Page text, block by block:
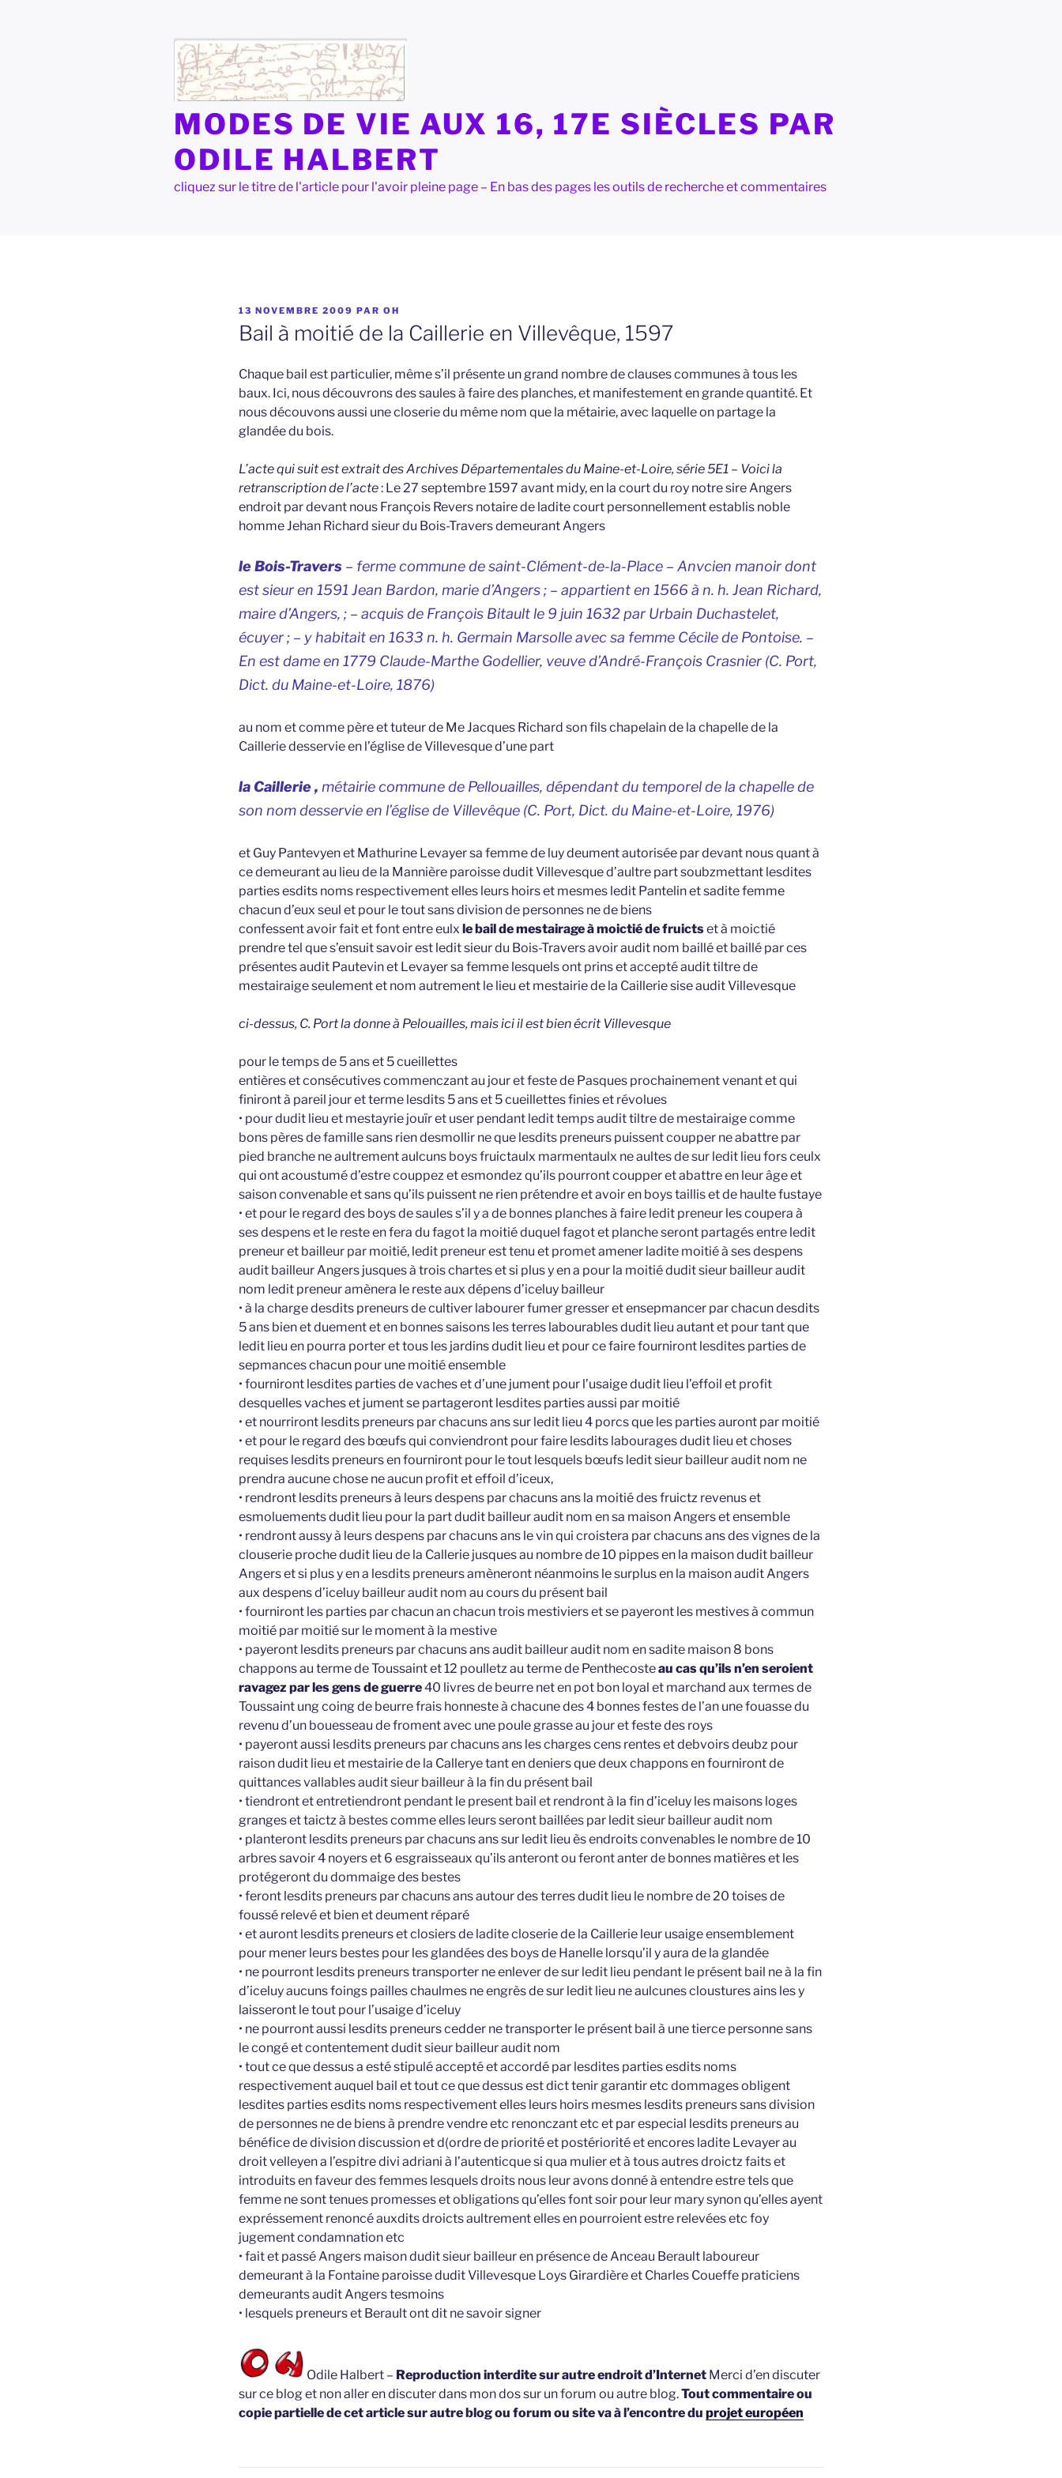
MODES DE VIE AUX 16, 17E SIÈCLES PAR
ODILE HALBERT
cliquez sur le titre de l'article pour l'avoir pleine page – En bas des pages les outils de recherche et commentaires
PUBLIÉ
LE
13 NOVEMBRE 2009 PAR OH
Bail à moitié de la Caillerie en Villevêque, 1597
Chaque bail est particulier, même s’il présente un grand nombre de clauses communes à tous les
baux. Ici, nous découvrons des saules à faire des planches, et manifestement en grande quantité. Et
nous découvons aussi une closerie du même nom que la métairie, avec laquelle on partage la
glandée du bois.
L’acte qui suit est extrait des Archives Départementales du Maine-et-Loire, série 5E1 – Voici la
retranscription de l’acte: Le 27 septembre 1597 avant midy, en la court du roy notre sire Angers
endroit par devant nous François Revers notaire de ladite court personnellement establis noble
homme Jehan Richard sieur du Bois-Travers demeurant Angers
le Bois-Travers – ferme commune de saint-Clément-de-la-Place – Anvcien manoir dont
est sieur en 1591 Jean Bardon, marie d’Angers ; – appartient en 1566 à n. h. Jean Richard,
maire d’Angers, ; – acquis de François Bitault le 9 juin 1632 par Urbain Duchastelet,
écuyer ; – y habitait en 1633 n. h. Germain Marsolle avec sa femme Cécile de Pontoise. –
En est dame en 1779 Claude-Marthe Godellier, veuve d’André-François Crasnier (C. Port,
Dict. du Maine-et-Loire, 1876)
au nom et comme père et tuteur de Me Jacques Richard son fils chapelain de la chapelle de la
Caillerie desservie en l’église de Villevesque d’une part
la Caillerie , métairie commune de Pellouailles, dépendant du temporel de la chapelle de
son nom desservie en l’église de Villevêque (C. Port, Dict. du Maine-et-Loire, 1976)
et Guy Pantevyen et Mathurine Levayer sa femme de luy deument autorisée par devant nous quant à
ce demeurant au lieu de la Mannière paroisse dudit Villevesque d’aultre part soubzmettant lesdites
parties esdits noms respectivement elles leurs hoirs et mesmes ledit Pantelin et sadite femme
chacun d’eux seul et pour le tout sans division de personnes ne de biens
confessent avoir fait et font entre eulx le bail de mestairage à moictié de fruictset à moictié
prendre tel que s’ensuit savoir est ledit sieur du Bois-Travers avoir audit nom baillé et baillé par ces
présentes audit Pautevin et Levayer sa femme lesquels ont prins et accepté audit tiltre de
mestairaige seulement et nom autrement le lieu et mestairie de la Caillerie sise audit Villevesque
ci-dessus, C. Port la donne à Pelouailles, mais ici il est bien écrit Villevesque
pour le temps de 5 ans et 5 cueillettes
entières et consécutives commenczant au jour et feste de Pasques prochainement venant et qui
finiront à pareil jour et terme lesdits 5 ans et 5 cueillettes finies et révolues
• pour dudit lieu et mestayrie jouïr et user pendant ledit temps audit tiltre de mestairaige comme
bons pères de famille sans rien desmollir ne que lesdits preneurs puissent coupper ne abattre par
pied branche ne aultrement aulcuns boys fruictaulx marmentaulx ne aultes de sur ledit lieu fors ceulx
qui ont acoustumé d’estre couppez et esmondez qu’ils pourront coupper et abattre en leur âge et
saison convenable et sans qu’ils puissent ne rien prétendre et avoir en boys taillis et de haulte fustaye
• et pour le regard des boys de saules s’il y a de bonnes planches à faire ledit preneur les coupera à
ses despens et le reste en fera du fagot la moitié duquel fagot et planche seront partagés entre ledit
preneur et bailleur par moitié, ledit preneur est tenu et promet amener ladite moitié à ses despens
audit bailleur Angers jusques à trois chartes et si plus y en a pour la moitié dudit sieur bailleur audit
nom ledit preneur amènera le reste aux dépens d’iceluy bailleur
• à la charge desdits preneurs de cultiver labourer fumer gresser et ensepmancer par chacun desdits
5 ans bien et duement et en bonnes saisons les terres labourables dudit lieu autant et pour tant que
ledit lieu en pourra porter et tous les jardins dudit lieu et pour ce faire fourniront lesdites parties de
sepmances chacun pour une moitié ensemble
• fourniront lesdites parties de vaches et d’une jument pour l’usaige dudit lieu l’effoil et profit
desquelles vaches et jument se partageront lesdites parties aussi par moitié
• et nourriront lesdits preneurs par chacuns ans sur ledit lieu 4 porcs que les parties auront par moitié
• et pour le regard des bœufs qui conviendront pour faire lesdits labourages dudit lieu et choses
requises lesdits preneurs en fourniront pour le tout lesquels bœufs ledit sieur bailleur audit nom ne
prendra aucune chose ne aucun profit et effoil d’iceux,
• rendront lesdits preneurs à leurs despens par chacuns ans la moitié des fruictz revenus et
esmoluements dudit lieu pour la part dudit bailleur audit nom en sa maison Angers et ensemble
• rendront aussy à leurs despens par chacuns ans le vin qui croistera par chacuns ans des vignes de la
clouserie proche dudit lieu de la Callerie jusques au nombre de 10 pippes en la maison dudit bailleur
Angers et si plus y en a lesdits preneurs amèneront néanmoins le surplus en la maison audit Angers
aux despens d’iceluy bailleur audit nom au cours du présent bail
• fourniront les parties par chacun an chacun trois mestiviers et se payeront les mestives à commun
moitié par moitié sur le moment à la mestive
• payeront lesdits preneurs par chacuns ans audit bailleur audit nom en sadite maison 8 bons
chappons au terme de Toussaint et 12 poulletz au terme de Penthecosteau cas qu’ils n’en seroient
ravagez par les gens de guerre40 livres de beurre net en pot bon loyal et marchand aux termes de
Toussaint ung coing de beurre frais honneste à chacune des 4 bonnes festes de l’an une fouasse du
revenu d’un bouesseau de froment avec une poule grasse au jour et feste des roys
• payeront aussi lesdits preneurs par chacuns ans les charges cens rentes et debvoirs deubz pour
raison dudit lieu et mestairie de la Callerye tant en deniers que deux chappons en fourniront de
quittances vallables audit sieur bailleur à la fin du présent bail
• tiendront et entretiendront pendant le present bail et rendront à la fin d’iceluy les maisons loges
granges et taictz à bestes comme elles leurs seront baillées par ledit sieur bailleur audit nom
• planteront lesdits preneurs par chacuns ans sur ledit lieu ès endroits convenables le nombre de 10
arbres savoir 4 noyers et 6 esgraisseaux qu’ils anteront ou feront anter de bonnes matières et les
protégeront du dommaige des bestes
• feront lesdits preneurs par chacuns ans autour des terres dudit lieu le nombre de 20 toises de
foussé relevé et bien et deument réparé
• et auront lesdits preneurs et closiers de ladite closerie de la Caillerie leur usaige ensemblement
pour mener leurs bestes pour les glandées des boys de Hanelle lorsqu’il y aura de la glandée
• ne pourront lesdits preneurs transporter ne enlever de sur ledit lieu pendant le présent bail ne à la fin
d’iceluy aucuns foings pailles chaulmes ne engrès de sur ledit lieu ne aulcunes cloustures ains les y
laisseront le tout pour l’usaige d’iceluy
• ne pourront aussi lesdits preneurs cedder ne transporter le présent bail à une tierce personne sans
le congé et contentement dudit sieur bailleur audit nom
• tout ce que dessus a esté stipulé accepté et accordé par lesdites parties esdits noms
respectivement auquel bail et tout ce que dessus est dict tenir garantir etc dommages obligent
lesdites parties esdits noms respectivement elles leurs hoirs mesmes lesdits preneurs sans division
de personnes ne de biens à prendre vendre etc renonczant etc et par especial lesdits preneurs au
bénéfice de division discussion et d(ordre de priorité et postériorité et encores ladite Levayer au
droit velleyen a l’espitre divi adriani à l’autenticque si qua mulier et à tous autres droictz faits et
introduits en faveur des femmes lesquels droits nous leur avons donné à entendre estre tels que
femme ne sont tenues promesses et obligations qu’elles font soir pour leur mary synon qu’elles ayent
expréssement renoncé auxdits droicts aultrement elles en pourroient estre relevées etc foy
jugement condamnation etc
• fait et passé Angers maison dudit sieur bailleur en présence de Anceau Berault laboureur
demeurant à la Fontaine paroisse dudit Villevesque Loys Girardière et Charles Coueffe praticiens
demeurants audit Angers tesmoins
• lesquels preneurs et Berault ont dit ne savoir signer
Odile Halbert – Reproduction interdite sur autre endroit d’Internet Merci d’en discuter
sur ce blog et non aller en discuter dans mon dos sur un forum ou autre blog.Tout commentaire ou
copie partielle de cet article sur autre blog ou forum ou site va à l’encontre du projet européen